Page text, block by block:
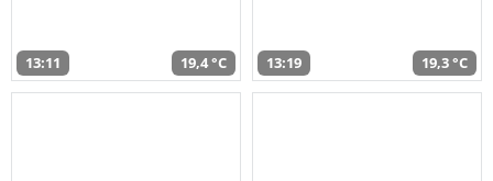
13:11 19,4 °C 13:19 19,3 °C